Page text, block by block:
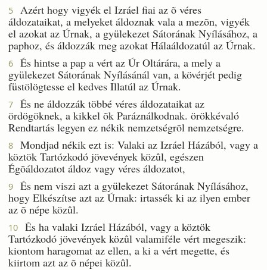
5
Azért hogy vigyék el Izráel fiai az õ véres
áldozataikat, a melyeket áldoznak vala a mezõn, vigyék
el azokat az Úrnak, a gyülekezet Sátorának Nyílásához, a
paphoz, és áldozzák meg azokat Hálaáldozatúl az Úrnak.
6
És hintse a pap a vért az Úr Oltárára, a mely a
gyülekezet Sátorának Nyílásánál van, a kövérjét pedig
füstölögtesse el kedves Illatúl az Úrnak.
7
És ne áldozzák többé véres áldozataikat az
ördögöknek, a kikkel õk Paráználkodnak. örökkévaló
Rendtartás legyen ez nékik nemzetségrõl nemzetségre.
8
Mondjad nékik ezt is: Valaki az Izráel Házából, vagy a
köztök Tartózkodó jövevények közûl, egészen
Égõáldozatot áldoz vagy véres áldozatot,
9
És nem viszi azt a gyülekezet Sátorának Nyílásához,
hogy Elkészítse azt az Úrnak: irtassék ki az ilyen ember
az õ népe közûl.
10
És ha valaki Izráel Házából, vagy a köztök
Tartózkodó jövevények közûl valamiféle vért megeszik:
kiontom haragomat az ellen, a ki a vért megette, és
kiirtom azt az õ népei közûl.